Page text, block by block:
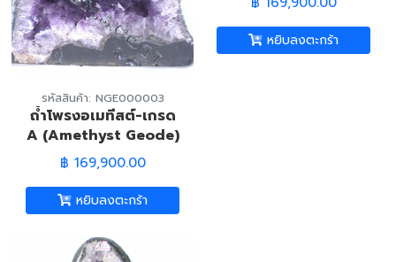
รหัสสินค้า: NGE000003
ถ้ำโพรงอเมทีสต์-เกรด
A (Amethyst Geode)
฿ 169,900.00
หยิบลงตะกร้า
หยิบลงตะกร้า